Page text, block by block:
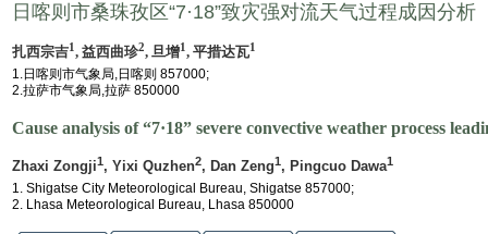
日喀则市桑珠孜区“7·18”致灾强对流天气过程成因分析
扎西宗吉1, 益西曲珍2, 旦增1, 平措达瓦1
1.日喀则市气象局,日喀则 857000;
2.拉萨市气象局,拉萨 850000
Cause analysis of “7·18” severe convective weather process
Zhaxi Zongji1, Yixi Quzhen2, Dan Zeng1, Pingcuo Dawa1
1. Shigatse City Meteorological Bureau, Shigatse 857000;
2. Lhasa Meteorological Bureau, Lhasa 850000